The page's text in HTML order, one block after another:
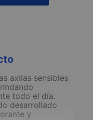
axilas sensibles
todo el día.
desarrollado
y